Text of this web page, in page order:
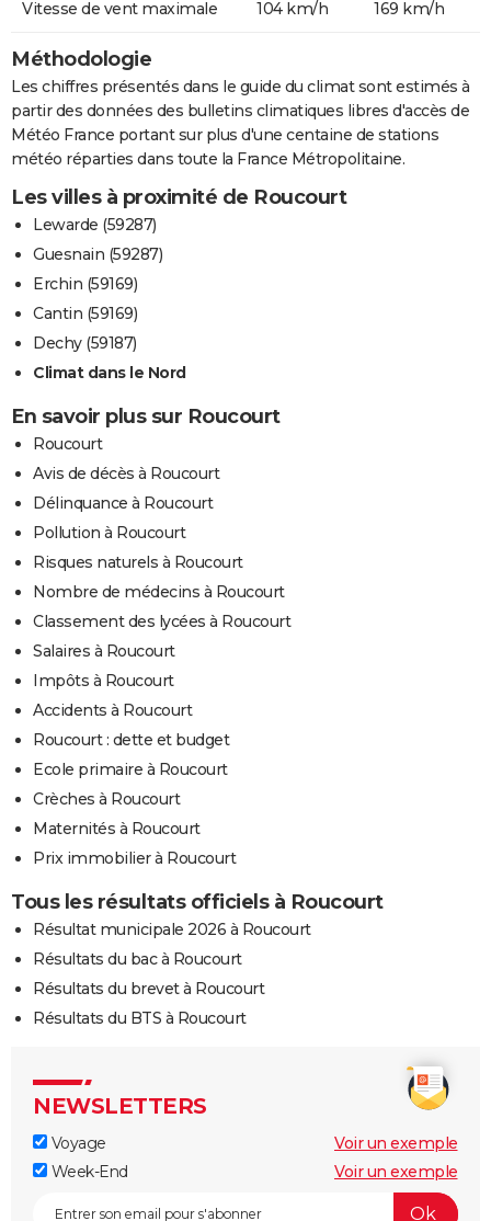
Vitesse de vent maximale 104 km/h 169 km/h
Méthodologie
Les chiffres présentés dans le guide du climat sont estimés à
partir des données des bulletins climatiques libres d'accès de
Météo France portant sur plus d'une centaine de stations
météo réparties dans toute la France Métropolitaine.
Les villes à proximité de Roucourt
Lewarde (59287)
Guesnain (59287)
Erchin (59169)
Cantin (59169)
Dechy (59187)
Climat dans le Nord
En savoir plus sur Roucourt
Roucourt
Avis de décès à Roucourt
Délinquance à Roucourt
Pollution à Roucourt
Risques naturels à Roucourt
Nombre de médecins à Roucourt
Classement des lycées à Roucourt
Salaires à Roucourt
Impôts à Roucourt
Accidents à Roucourt
Roucourt : dette et budget
Ecole primaire à Roucourt
Crèches à Roucourt
Maternités à Roucourt
Prix immobilier à Roucourt
Tous les résultats officiels à Roucourt
Résultat municipale 2026 à Roucourt
Résultats du bac à Roucourt
Résultats du brevet à Roucourt
Résultats du BTS à Roucourt
NEWSLETTERS
Voyage
Voir un exemple
Week-End
Voir un exemple